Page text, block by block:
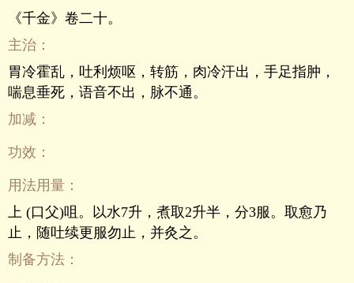
《千金》卷二十。
主治：
胃冷霍乱，吐利烦呕，转筋，肉冷汗出，手足指肿，
喘息垂死，语音不出，脉不通。
加减：
功效：
用法用量：
上 (口父)咀。以水7升，煮取2升半，分3服。取愈乃
止，随吐续更服勿止，并灸之。
制备方法：